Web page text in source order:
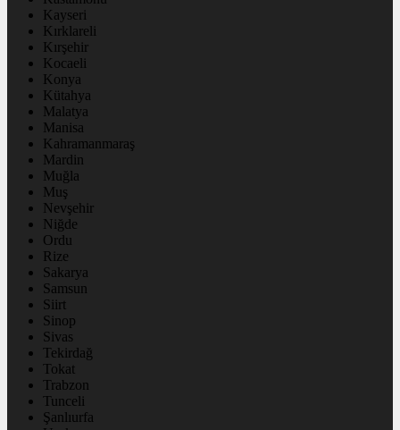
Kayseri
Kırklareli
Kırşehir
Kocaeli
Konya
Kütahya
Malatya
Manisa
Kahramanmaraş
Mardin
Muğla
Muş
Nevşehir
Niğde
Ordu
Rize
Sakarya
Samsun
Siirt
Sinop
Sivas
Tekirdağ
Tokat
Trabzon
Tunceli
Şanlıurfa